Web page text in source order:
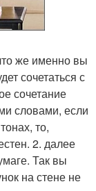
же именно вы
сочетаться с
сочетание
словами, если
то,
2. далее
Так вы
на стене не